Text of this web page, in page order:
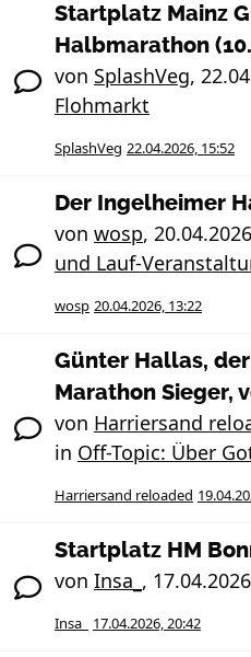
Startplatz Mainz
Halbmarathon
von SplashVeg,
Flohmarkt
SplashVeg 22.04.2026, 15:52
Der Ingelheimer
von wosp,
und Lauf-
wosp 20.04.2026, 13:22
Günter Hallas,
Marathon Sieger,
von Harriersand
in Off-Topic: Über
Harriersand reloaded
Startplatz HM
von Insa_ ,
Insa_ 17.04.2026, 20:42